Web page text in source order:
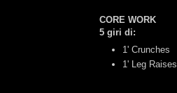
CORE WORK
5 giri di:
1' Crunches
1' Leg Raises